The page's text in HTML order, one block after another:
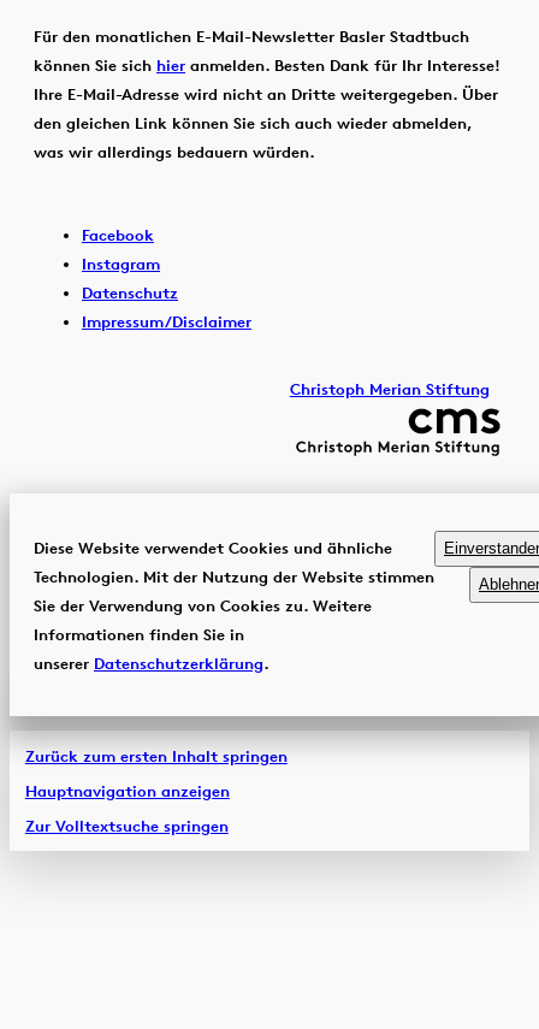
Für den monatlichen E-Mail-Newsletter Basler Stadtbuch
können Sie sich hier anmelden. Besten Dank für Ihr Interesse!
Ihre E-Mail-Adresse wird nicht an Dritte weitergegeben. Über
den gleichen Link können Sie sich auch wieder abmelden,
was wir allerdings bedauern würden.
Facebook
Instagram
Datenschutz
Impressum/Disclaimer
Christoph Merian Stiftung
Diese Website verwendet Cookies und ähnliche
Technologien. Mit der Nutzung der Website stimmen
Sie der Verwendung von Cookies zu. Weitere
Informationen finden Sie in
unserer Datenschutzerklärung.
Zurück zum ersten Inhalt springen
Hauptnavigation anzeigen
Zur Volltextsuche springen